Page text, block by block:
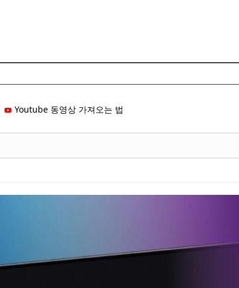
Youtube 동영상 가져오는 법